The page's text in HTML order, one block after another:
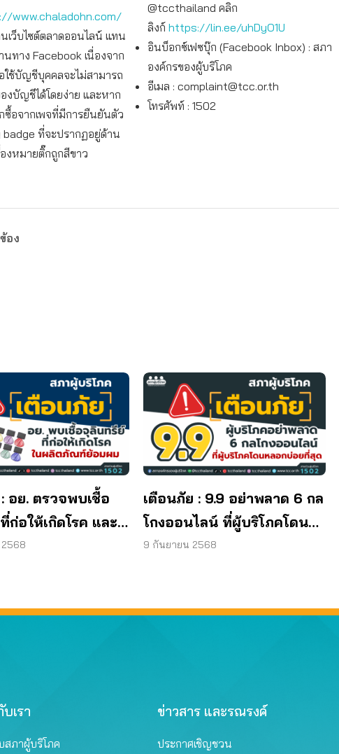
www.chaladohn.com/
เว็บไซต์ตลาดออนไลน์ แทน
ทาง Facebook เนื่องจาก
ใช้บัญชีบุคคลจะไม่สามารถ
งบัญชีได้โดยง่าย และหาก
ซื้อจากเพจที่มีการยืนยันตัว
ที่จะปรากฏอยู่ด้าน
งหมายติ๊กถูกสีขาว
@tccthailand คลิก
ลิงก์ https://lin.ee/uhDyO1U
อินบ็อกซ์เฟซบุ๊ก (Facebook Inbox) : สภา
องค์กรของผู้บริโภค
อีเมล : complaint@tcc.or.th
โทรศัพท์ : 1502
อง
อย. ตรวจพบเชื้อ
ก่อให้เกิดโรค และ
ย ยีสต์ และรา เกิน
เตือนภัย : 9.9 อย่าพลาด 6 กล
โกงออนไลน์ ที่ผู้บริโภคโดน
หลอกบ่อยที่สุด
9 กันยายน 2568
บเรา
สภาผู้บริโภค
ข่าวสาร และรณรงค์
ประกาศเชิญชวน